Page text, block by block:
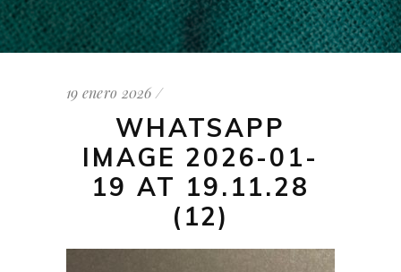
19 enero 2026
WHATSAPP
IMAGE 2026-01-
19 AT 19.11.28
(12)